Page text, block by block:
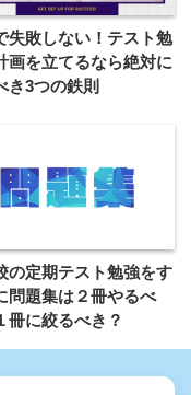
失敗しない！テスト勉
画を立てるなら絶対に
き3つの鉄則
の定期テスト勉強をす
問題集は２冊やるべ
冊に絞るべき？